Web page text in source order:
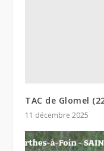
TAC de Glomel
11 décembre 2025